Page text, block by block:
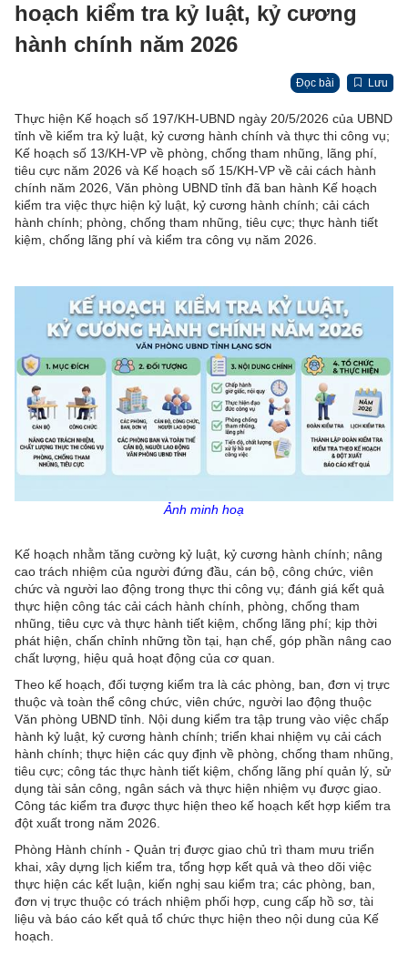
hoạch kiểm tra kỷ luật, kỷ cương
hành chính năm 2026
Đọc bài Lưu
Thực hiện Kế hoạch số 197/KH-UBND ngày 20/5/2026 của UBND
tỉnh về kiểm tra kỷ luật, kỷ cương hành chính và thực thi công vụ;
Kế hoạch số 13/KH-VP về phòng, chống tham nhũng, lãng phí,
tiêu cực năm 2026 và Kế hoạch số 15/KH-VP về cải cách hành
chính năm 2026, Văn phòng UBND tỉnh đã ban hành Kế hoạch
kiểm tra việc thực hiện kỷ luật, kỷ cương hành chính; cải cách
hành chính; phòng, chống tham nhũng, tiêu cực; thực hành tiết
kiệm, chống lãng phí và kiểm tra công vụ năm 2026.
Ảnh minh hoạ
Kế hoạch nhằm tăng cường kỷ luật, kỷ cương hành chính; nâng
cao trách nhiệm của người đứng đầu, cán bộ, công chức, viên
chức và người lao động trong thực thi công vụ; đánh giá kết quả
thực hiện công tác cải cách hành chính, phòng, chống tham
nhũng, tiêu cực và thực hành tiết kiệm, chống lãng phí; kịp thời
phát hiện, chấn chỉnh những tồn tại, hạn chế, góp phần nâng cao
chất lượng, hiệu quả hoạt động của cơ quan.
Theo kế hoạch, đối tượng kiểm tra là các phòng, ban, đơn vị trực
thuộc và toàn thể công chức, viên chức, người lao động thuộc
Văn phòng UBND tỉnh. Nội dung kiểm tra tập trung vào việc chấp
hành kỷ luật, kỷ cương hành chính; triển khai nhiệm vụ cải cách
hành chính; thực hiện các quy định về phòng, chống tham nhũng,
tiêu cực; công tác thực hành tiết kiệm, chống lãng phí quản lý, sử
dụng tài sản công, ngân sách và thực hiện nhiệm vụ được giao.
Công tác kiểm tra được thực hiện theo kế hoạch kết hợp kiểm tra
đột xuất trong năm 2026.
Phòng Hành chính - Quản trị được giao chủ trì tham mưu triển
khai, xây dựng lịch kiểm tra, tổng hợp kết quả và theo dõi việc
thực hiện các kết luận, kiến nghị sau kiểm tra; các phòng, ban,
đơn vị trực thuộc có trách nhiệm phối hợp, cung cấp hồ sơ, tài
liệu và báo cáo kết quả tổ chức thực hiện theo nội dung của Kế
hoạch.